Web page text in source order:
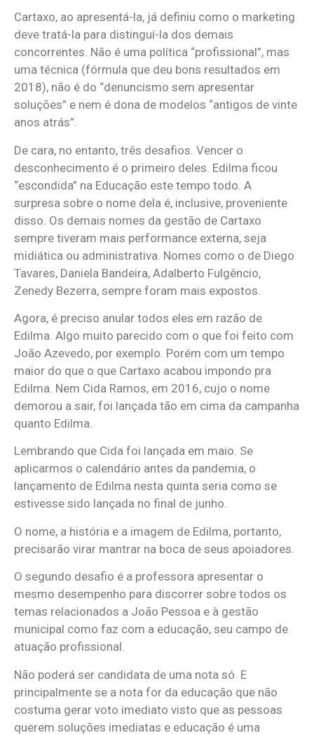
Cartaxo, ao apresentá-la, já definiu como o marketing
deve tratá-la para distinguí-la dos demais
concorrentes. Não é uma política “profissional”, mas
uma técnica (fórmula que deu bons resultados em
2018), não é do “denuncismo sem apresentar
soluções” e nem é dona de modelos “antigos de vinte
anos atrás”.
De cara, no entanto, três desafios. Vencer o
desconhecimento é o primeiro deles. Edilma ficou
“escondida” na Educação este tempo todo. A
surpresa sobre o nome dela é, inclusive, proveniente
disso. Os demais nomes da gestão de Cartaxo
sempre tiveram mais performance externa, seja
midiática ou administrativa. Nomes como o de Diego
Tavares, Daniela Bandeira, Adalberto Fulgêncio,
Zenedy Bezerra, sempre foram mais expostos.
Agora, é preciso anular todos eles em razão de
Edilma. Algo muito parecido com o que foi feito com
João Azevedo, por exemplo. Porém com um tempo
maior do que o que Cartaxo acabou impondo pra
Edilma. Nem Cida Ramos, em 2016, cujo o nome
demorou a sair, foi lançada tão em cima da campanha
quanto Edilma.
Lembrando que Cida foi lançada em maio. Se
aplicarmos o calendário antes da pandemia, o
lançamento de Edilma nesta quinta seria como se
estivesse sido lançada no final de junho.
O nome, a história e a imagem de Edilma, portanto,
precisarão virar mantrar na boca de seus apoiadores.
O segundo desafio é a professora apresentar o
mesmo desempenho para discorrer sobre todos os
temas relacionados a João Pessoa e à gestão
municipal como faz com a educação, seu campo de
atuação profissional.
Não poderá ser candidata de uma nota só. E
principalmente se a nota for da educação que não
costuma gerar voto imediato visto que as pessoas
querem soluções imediatas e educação é uma